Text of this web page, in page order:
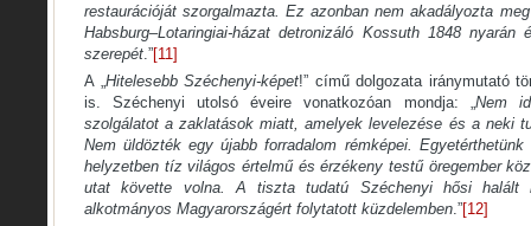
restaurációját szorgalmazta. Ez azonban nem akadályozta
Habsburg–Lotaringiai-házat detronizáló Kossuth 1848
szerepét.”[11]
A „Hitelesebb Széchenyi-képet!” című dolgozata iránymutató
is. Széchenyi utolsó éveire vonatkozóan mondja: „Nem
szolgálatot a zaklatások miatt, amelyek levelezése és a neki
Nem üldözték egy újabb forradalom rémképei.
helyzetben tíz világos értelmű és érzékeny testű öregember
utat követte volna. A tiszta tudatú Széchenyi hősi halált
alkotmányos Magyarországért folytatott küzdelemben.”[12]